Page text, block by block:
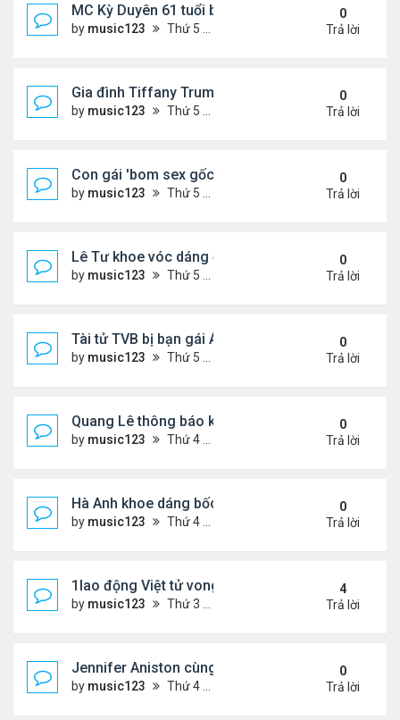
MC Kỳ Duyên 61 tuổi bị soi nhan sắc khi
by music123 Thứ 5 Tháng 7 30, 2026 6:37 pm
0
Trả lời
Gia đình Tiffany Trump đi nghỉ ở Spain
by music123 Thứ 5 Tháng 7 30, 2026 6:33 pm
0
Trả lời
Con gái 'bom sex gốc Việt' đón tuổi 18
by music123 Thứ 5 Tháng 7 30, 2026 6:30 pm
0
Trả lời
Lê Tư khoe vóc dáng ở châu Âu
by music123 Thứ 5 Tháng 7 30, 2026 6:23 pm
0
Trả lời
Tài tử TVB bị bạn gái Á hậu phản bội giờ ra sao?
by music123 Thứ 5 Tháng 7 30, 2026 6:18 pm
0
Trả lời
Quang Lê thông báo khẩn cấp
by music123 Thứ 4 Tháng 7 29, 2026 5:52 pm
0
Trả lời
Hà Anh khoe dáng bốc lửa của ở Maldives
by music123 Thứ 4 Tháng 7 29, 2026 5:48 pm
0
Trả lời
1lao động Việt tử vong trong trận động đất ở Nhật
by music123 Thứ 3 Tháng 7 28, 2026 4:16 pm
4
Trả lời
Jennifer Aniston cùng bạn trai nghỉ dưỡng trên du
by music123 Thứ 4 Tháng 7 29, 2026 5:26 pm
0
Trả lời